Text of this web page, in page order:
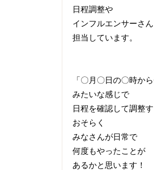
日程調整や
インフルエンサーさ
担当しています。
「〇月〇日の〇時か
みたいな感じで
日程を確認して調整す
おそらく
みなさんが日常で
何度もやったことが
あるかと思います！